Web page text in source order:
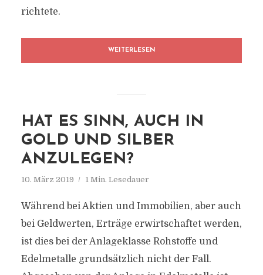
richtete.
WEITERLESEN
HAT ES SINN, AUCH IN
GOLD UND SILBER
ANZULEGEN?
10. März 2019 1 Min. Lesedauer
Während bei Aktien und Immobilien, aber auch
bei Geldwerten, Erträge erwirtschaftet werden,
ist dies bei der Anlageklasse Rohstoffe und
Edelmetalle grundsätzlich nicht der Fall.